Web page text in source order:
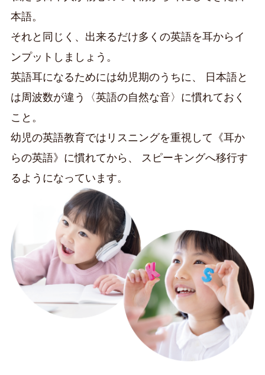
本語。
それと同じく、出来るだけ多くの英語を耳からイ
ンプットしましょう。
英語耳になるためには幼児期のうちに、
日本語と
は周波数が違う〈英語の自然な音〉に慣れておく
こと。
幼児の英語教育ではリスニングを重視して《耳か
らの英語》に慣れてから、
スピーキングへ移行す
るようになっています。